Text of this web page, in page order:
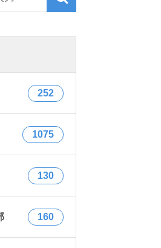
252
1075
130
160